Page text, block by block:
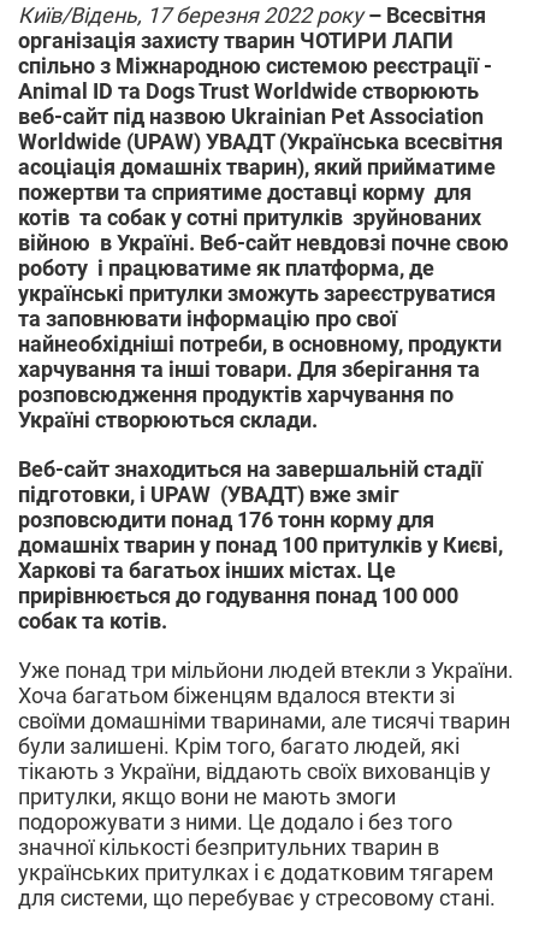
р.
Київ/Відень, 17 березня 2022 року– Всесвітня
організація захисту тварин ЧОТИРИ ЛАПИ
спільно з Міжнародною системою реєстрації -
Animal ID та Dogs Trust Worldwide створюють
веб-сайт під назвою Ukrainian Pet Association
Worldwide (UPAW) УВАДТ (Українська всесвітня
асоціація домашніх тварин), який прийматиме
пожертви та сприятиме доставці корму для
котів та собак у сотні притулків зруйнованих
війною в Україні. Веб-сайт невдовзі почне свою
роботу і працюватиме як платформа, де
українські притулки зможуть зареєструватися
та заповнювати інформацію про свої
найнеобхідніші потреби, в основному, продукти
харчування та інші товари. Для зберігання та
розповсюдження продуктів харчування по
Україні створюються склади.
Веб-сайт знаходиться на завершальній стадії
підготовки, і UPAW (УВАДТ) вже зміг
розповсюдити понад 176 тонн корму для
домашніх тварин у понад 100 притулків у Києві,
Харкові та багатьох інших містах. Це
прирівнюється до годування понад 100 000
собак та котів.
Уже понад три мільйони людей втекли з України.
Хоча багатьом біженцям вдалося втекти зі
своїми домашніми тваринами, але тисячі тварин
були залишені. Крім того, багато людей, які
тікають з України, віддають своїх вихованців у
притулки, якщо вони не мають змоги
подорожувати з ними. Це додало і без того
значної кількості безпритульних тварин в
українських притулках і є додатковим тягарем
для системи, що перебуває у стресовому стані.